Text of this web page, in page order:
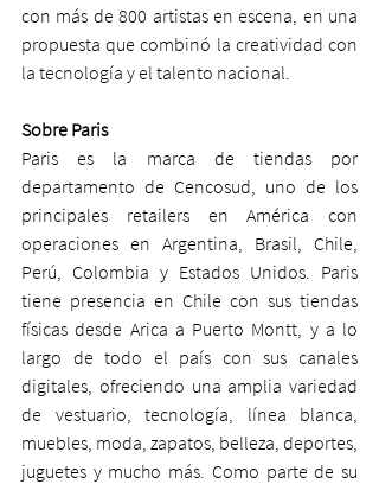
con más de 800 artistas en escena, en una
propuesta que combinó la creatividad con
la tecnología y el talento nacional.
Sobre Paris
Paris es la marca de tiendas por
departamento de Cencosud, uno de los
principales retailers en América con
operaciones en Argentina, Brasil, Chile,
Perú, Colombia y Estados Unidos. Paris
tiene presencia en Chile con sus tiendas
físicas desde Arica a Puerto Montt, y a lo
largo de todo el país con sus canales
digitales, ofreciendo una amplia variedad
de vestuario, tecnología, línea blanca,
muebles, moda, zapatos, belleza, deportes,
juguetes y mucho más. Como parte de su